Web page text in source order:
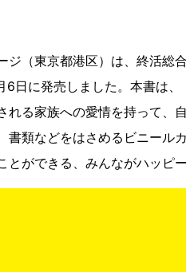
ジ（東京都港区）は、終活総
6日に発売しました。本書は
れる家族への愛情を持って、
書類などをはさめるビニール
とができる、みんながハッピ